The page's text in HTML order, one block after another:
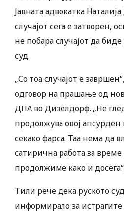
Јавната адвокатка
случајот сега е затворен,
не побара случајот да
суд.
„Со тоа случајот е
одговор на прашање од
ДПА во Дизелдорф. „Не
продолжува овој апсурден
секако фарса. Таа нема да
сатирична работа за време
продолжиме како и
Тили рече дека руското
информирало за истрагите